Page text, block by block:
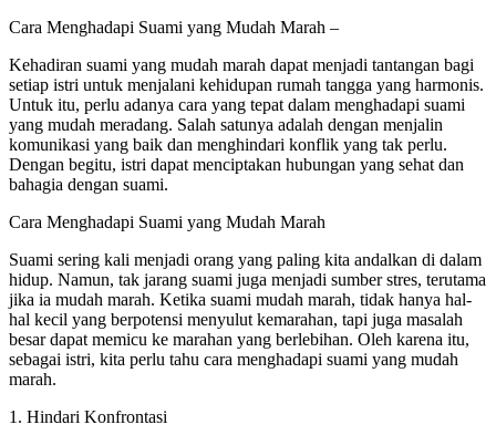
Cara Menghadapi Suami yang Mudah Marah –
Kehadiran suami yang mudah marah dapat menjadi tantangan bagi
setiap istri untuk menjalani kehidupan rumah tangga yang harmonis.
Untuk itu, perlu adanya cara yang tepat dalam menghadapi suami
yang mudah meradang. Salah satunya adalah dengan menjalin
komunikasi yang baik dan menghindari konflik yang tak perlu.
Dengan begitu, istri dapat menciptakan hubungan yang sehat dan
bahagia dengan suami.
Cara Menghadapi Suami yang Mudah Marah
Suami sering kali menjadi orang yang paling kita andalkan di dalam
hidup. Namun, tak jarang suami juga menjadi sumber stres, terutama
jika ia mudah marah. Ketika suami mudah marah, tidak hanya hal-
hal kecil yang berpotensi menyulut kemarahan, tapi juga masalah
besar dapat memicu ke marahan yang berlebihan. Oleh karena itu,
sebagai istri, kita perlu tahu cara menghadapi suami yang mudah
marah.
1. Hindari Konfrontasi